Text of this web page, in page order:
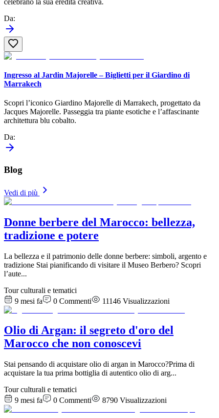
Da:
Ingresso al Jardin Majorelle – Biglietti per il Giardino di
Marrakech
Scopri l’iconico Giardino Majorelle di Marrakech, progettato da
Jacques Majorelle. Passeggia tra piante esotiche e l’affascinante
architettura blu cobalto.
Da:
Blog
Vedi di più
Donne berbere del Marocco: bellezza,
tradizione e potere
La bellezza e il patrimonio delle donne berbere: simboli, argento e
tradizione Stai pianificando di visitare il Museo Berbero? Scopri
l’aute...
Tour culturali e tematici
9 mesi fa
0 Commenti 11146 Visualizzazioni
Olio di Argan: il segreto d'oro del
Marocco che non conoscevi
Stai pensando di acquistare olio di argan in Marocco?Prima di
acquistare la tua prima bottiglia di autentico olio di arg...
Tour culturali e tematici
9 mesi fa
0 Commenti 8790 Visualizzazioni